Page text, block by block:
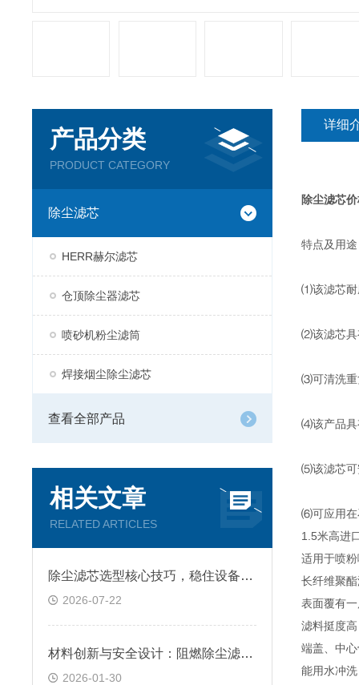
产品分类
PRODUCT CATEGORY
除尘滤芯
HERR赫尔滤芯
仓顶除尘器滤芯
喷砂机粉尘滤筒
焊接烟尘除尘滤芯
查看全部产品
相关文章
RELATED ARTICLES
除尘滤芯选型核心技巧，稳住设备除尘工况
2026-07-22
材料创新与安全设计：阻燃除尘滤筒技术原理及跨行业应用深析
2026-01-30
详细
除尘滤芯
特点及用
⑴该滤芯耐
⑵该滤芯具
⑶可清洗重
⑷该产品具
⑸该滤芯可
⑹可应用在
1.5米高进
适用于喷
长纤维聚
表面覆有
滤料挺度
端盖、中
能用水冲